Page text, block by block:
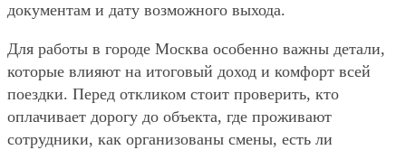
документам и дату возможного выхода.
Для работы в городе Москва особенно важны детали,
которые влияют на итоговый доход и комфорт всей
поездки. Перед откликом стоит проверить, кто
оплачивает дорогу до объекта, где проживают
сотрудники, как организованы смены, есть ли